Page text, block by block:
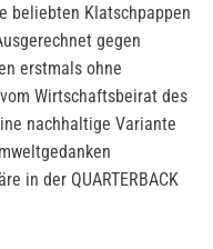
beliebten Klatschpappen
gegen
erstmals ohne
Wirtschaftsbeirat des
nachhaltige Variante
in der QUARTERBACK